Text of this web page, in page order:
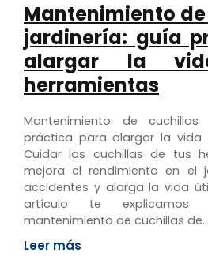
Mantenimiento
jardinería: guía
alargar la
herramientas
Mantenimiento de
práctica para alargar la vida
Cuidar las cuchillas de tus
mejora el rendimiento en el
accidentes y alarga la vida
artículo te
mantenimiento de cuchillas de…
Leer más